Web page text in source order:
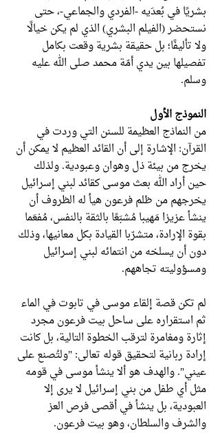
بشريًا في بُعدَيه -الفردي والجماعي-، حتى
نستحضر (الفيلم البشري) الذي لم يكن خيالًا
ولا تأليفًا؛ بل حقيقة بشرية وقعت بكامل
تفصيلها بين يدي أمّة محمد صلى الله عليه
وسلم.
النموذج الأول
من النماذج العظيمة للسنن التي وردت في
القرآن: الإشارة إلى أن القائد العظيم لا يمكن أن
يخرج من بيئة ذل وهوان وعبودية. ولذلك
حين أراد الله بعث موسى كقائد لبني إسرائيل
يخرجهم من ظلم فرعون هيأ له الظروف أن
ينشأ عزيزا مَهيبا مُشبَعًا بالثقة بالنفس، مُفعَما
بقوة الإرادة، متشرّبا القيادة بكل معانيها، وذلك
دون أن يسلخه من انتمائه لبني إسرائيل
ومسؤوليته تجاههم.
لم تكن قصة إلقاء موسى في تابوت في الماء
ثم استقراره على ساحل بيت فرعون مجرد
إثارة ومغامرة لترقب الخطوة التالية، بل كانت
إرادة ربانية لتحقيق قوله تعالى: "ولتُصنع على
عيني". والهدف هو ألا ينشأ موسى في قومه
مثل أي طفل من بني إسرائيل لا يرى إلا
العبودية، بل ينشأ في أقصى فرص العز
والشرف والسلطان، وهو بيت فرعون.